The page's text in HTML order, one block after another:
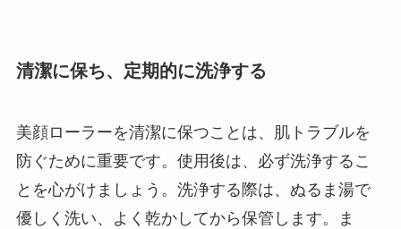
清潔に保ち、定期的に洗浄する
美顔ローラーを清潔に保つことは、肌トラブルを
防ぐために重要です。使用後は、必ず洗浄するこ
とを心がけましょう。洗浄する際は、ぬるま湯で
優しく洗い、よく乾かしてから保管します。ま